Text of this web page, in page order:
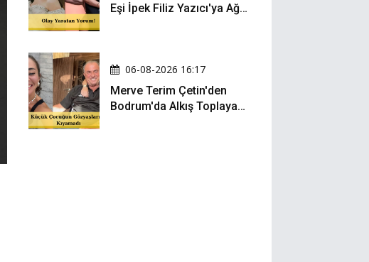
Eşi İpek Filiz Yazıcı'ya Ağır
06-08-2026 16:17
Merve Terim Çetin'den
Bodrum'da Alkış Toplayan